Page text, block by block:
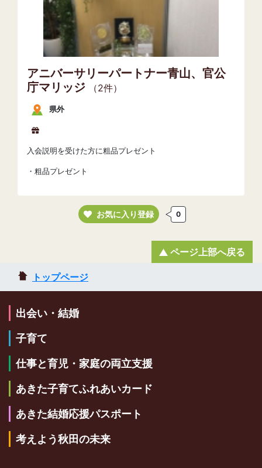
アニバーサリーパートナー青山、官公
庁マリッジ
（2件）
県外
入会説明を受けた方に粗品プレゼント
・粗品プレゼント
お気に入り登録 0
トップページ
ページ上部へ戻る
出会い・結婚
子育て
仕事と育児・家庭の両立支援
あきた子育てふれあいカード
あきた結婚応援パスポート
考えよう秋田の未来